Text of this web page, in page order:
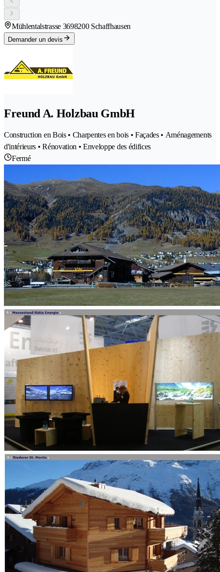
Mühlentalstrasse 3698200 Schaffhausen
Demander un devis
Freund A. Holzbau GmbH
Construction en Bois • Charpentes en bois • Façades • Aménagements
d'intérieurs • Rénovation • Enveloppe des édifices
Fermé